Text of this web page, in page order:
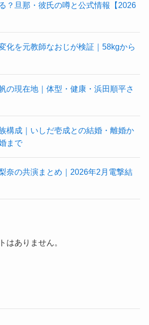
？旦那・彼氏の噂と公式情報【2026
化を元教師なおじが検証｜58kgから
の現在地｜体型・健康・浜田順平さ
構成｜いしだ壱成との結婚・離婚か
まで
奈の共演まとめ｜2026年2月電撃結
はありません。